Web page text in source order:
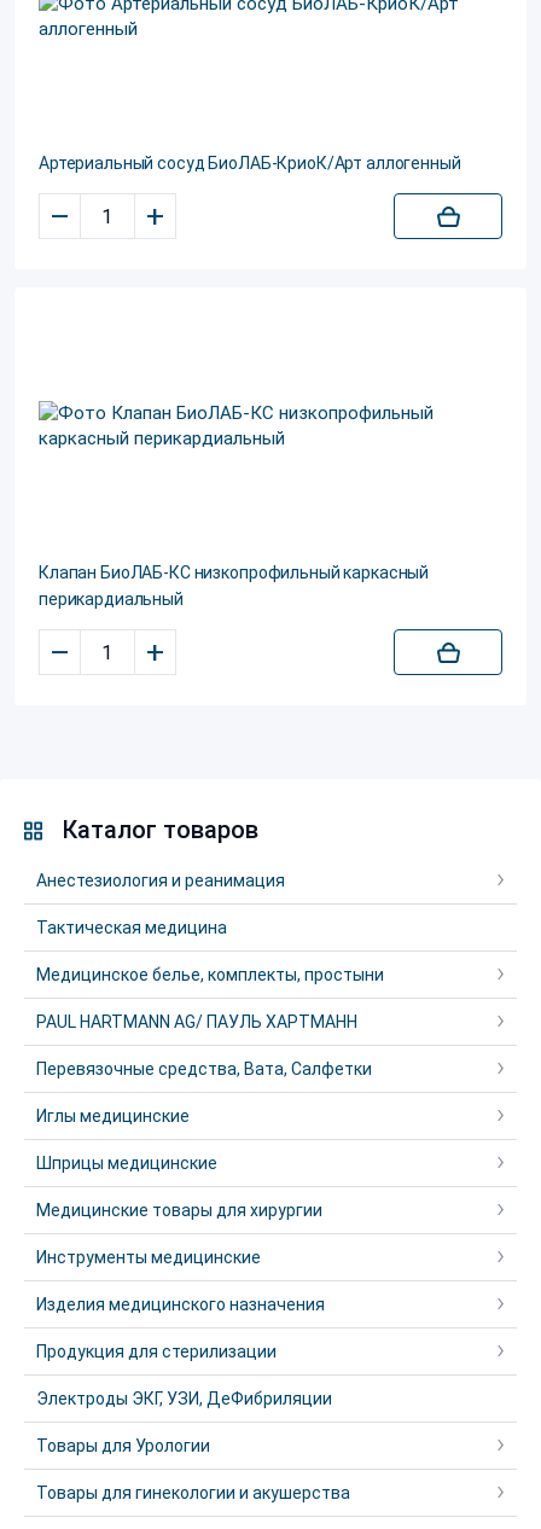
Артериальный сосуд БиоЛАБ-КриоК/Арт аллогенный
– +
Клапан БиоЛАБ-КС низкопрофильный каркасный
перикардиальный
– +
Каталог товаров
Анестезиология и реанимация
Тактическая медицина
Медицинское белье, комплекты, простыни
PAUL HARTMANN AG/ ПАУЛЬ ХАРТМАНН
Перевязочные средства, Вата, Салфетки
Иглы медицинские
Шприцы медицинские
Медицинские товары для хирургии
Инструменты медицинские
Изделия медицинского назначения
Продукция для стерилизации
Электроды ЭКГ, УЗИ, ДеФибриляции
Товары для Урологии
Товары для гинекологии и акушерства